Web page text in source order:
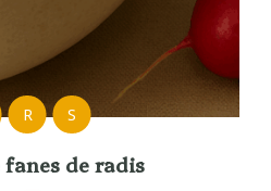
R S
fanes de radis